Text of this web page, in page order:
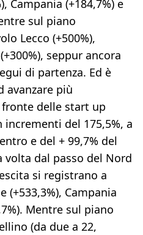
Campania (+184,7%) e
sul piano
Lecco (+500%),
seppur ancora
di partenza. Ed è
avanzare più
delle start up
del 175,5%, a
e del + 99,7% del
dal passo del Nord
si registrano a
Campania
Mentre sul piano
(da due a 22,